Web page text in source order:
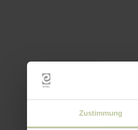
Zustimmung